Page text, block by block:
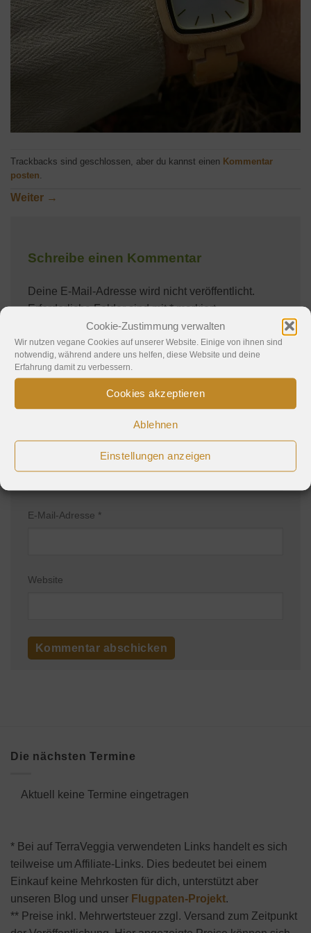
Cookie-Zustimmung verwalten
Wir nutzen vegane Cookies auf unserer Website. Einige von ihnen sind
notwendig, während andere uns helfen, diese Website und deine
Erfahrung damit zu verbessern.
Cookies akzeptieren
Ablehnen
Einstellungen anzeigen
Trackbacks sind geschlossen, aber du kannst einen Kommentar
posten
Weiter →
Schreibe einen Kommentar
Deine E-Mail-Adresse wird nicht veröffentlicht.
Erforderliche Felder sind mit*markiert
E-Mail-Adresse *
Website
Die nächsten Termine
Aktuell keine Termine eingetragen
* Bei auf TerraVeggia verwendeten Links handelt es sich
teilweise um Affiliate-Links. Dies bedeutet bei einem
Einkauf keine Mehrkosten für dich, unterstützt aber
unseren Blog und unser Flugpaten-Projekt.
** Preise inkl. Mehrwertsteuer zzgl. Versand zum Zeitpunkt